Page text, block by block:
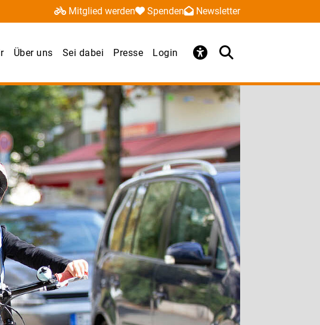
Mitglied werden Spenden Newsletter
Über uns Sei dabei Presse Login